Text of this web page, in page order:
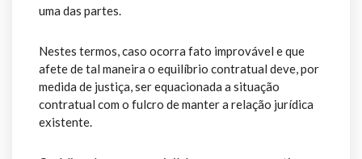
uma das partes.
Nestes termos, caso ocorra fato improvável e que
afete de tal maneira o equilíbrio contratual deve, por
medida de justiça, ser equacionada a situação
contratual com o fulcro de manter a relação jurídica
existente.